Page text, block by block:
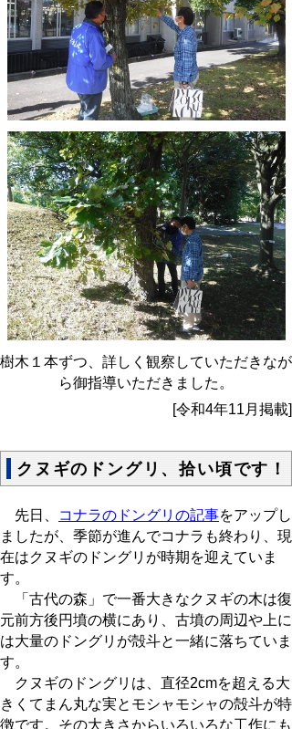
樹木１本ずつ、詳しく観察していただきなが
ら御指導いただきました。
[令和4年11月掲載]
クヌギのドングリ、拾い頃です！
先日、 コナラのドングリの記事をアップし
ましたが、季節が進んでコナラも終わり、現
在はクヌギのドングリが時期を迎えていま
す。
「古代の森」で一番大きなクヌギの木は復
元前方後円墳の横にあり、古墳の周辺や上に
は大量のドングリが殻斗と一緒に落ちていま
す。
クヌギのドングリは、直径2cmを超える大
きくてまん丸な実とモシャモシャの殻斗が特
徴です。その大きさからいろいろな工作にも